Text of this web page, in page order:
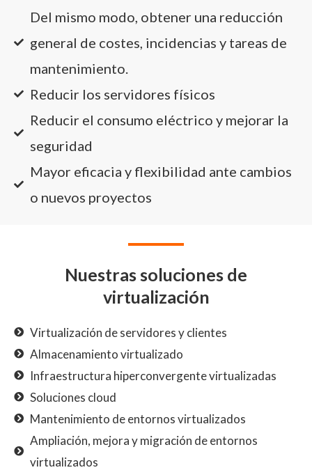
Del mismo modo, obtener una reducción
general de costes, incidencias y tareas de
mantenimiento.
Reducir los servidores físicos
Reducir el consumo eléctrico y mejorar la
seguridad
Mayor eficacia y flexibilidad ante cambios
o nuevos proyectos
Nuestras soluciones de
virtualización
Virtualización de servidores y clientes
Almacenamiento virtualizado
Infraestructura hiperconvergente virtualizadas
Soluciones cloud
Mantenimiento de entornos virtualizados
Ampliación, mejora y migración de entornos
virtualizados